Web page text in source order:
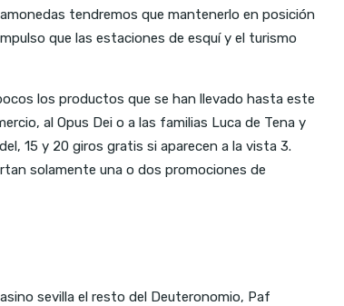
tendremos que mantenerlo en posición
que las estaciones de esquí y el turismo
los productos que se han llevado hasta este
al Opus Dei o a las familias Luca de Tena y
15 y 20 giros gratis si aparecen a la vista 3.
solamente una o dos promociones de
sevilla el resto del Deuteronomio, Paf